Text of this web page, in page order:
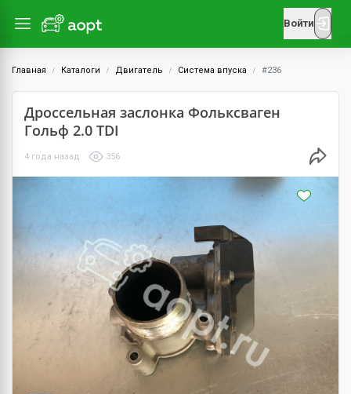
Войти
Главная Каталоги Двигатель Система впуска #236
Дроссельная заслонка Фольксваген
Гольф 2.0 TDI
4 года назад 356